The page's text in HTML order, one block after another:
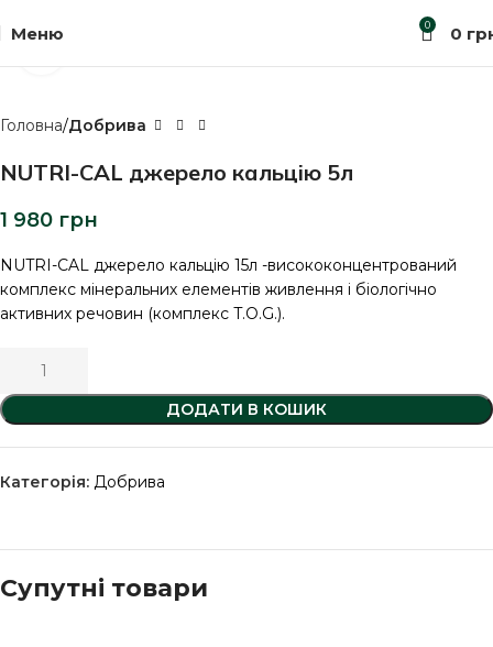
Меню 0 0
Головна Добрива
NUTRI-CAL джерело кальцію 5л
1 980 грн
NUTRI-CAL джерело кальцію 15л -висококонцентрований
комплекс мінеральних елементів живлення і біологічно
активних речовин (комплекс T.O.G.).
ДОДАТИ В КОШИК
Категорія: Добрива
Супутні товари